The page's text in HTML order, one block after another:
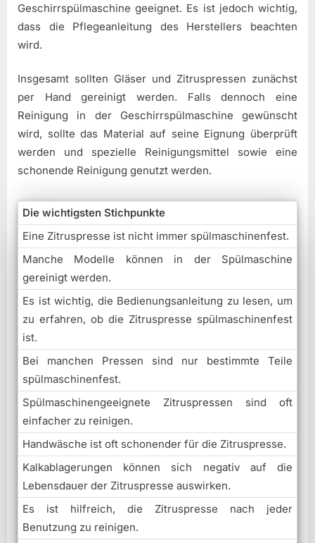
Geschirrspülmaschine geeignet. Es ist jedoch wichtig,
dass die Pflegeanleitung des Herstellers beachten
wird.
Insgesamt sollten Gläser und Zitruspressen zunächst
per Hand gereinigt werden. Falls dennoch eine
Reinigung in der Geschirrspülmaschine gewünscht
wird, sollte das Material auf seine Eignung überprüft
werden und spezielle Reinigungsmittel sowie eine
schonende Reinigung genutzt werden.
Die wichtigsten Stichpunkte
Eine Zitruspresse ist nicht immer spülmaschinenfest.
Manche Modelle können in der Spülmaschine
gereinigt werden.
Es ist wichtig, die Bedienungsanleitung zu lesen, um
zu erfahren, ob die Zitruspresse spülmaschinenfest
ist.
Bei manchen Pressen sind nur bestimmte Teile
spülmaschinenfest.
Spülmaschinengeeignete Zitruspressen sind oft
einfacher zu reinigen.
Handwäsche ist oft schonender für die Zitruspresse.
Kalkablagerungen können sich negativ auf die
Lebensdauer der Zitruspresse auswirken.
Es ist hilfreich, die Zitruspresse nach jeder
Benutzung zu reinigen.